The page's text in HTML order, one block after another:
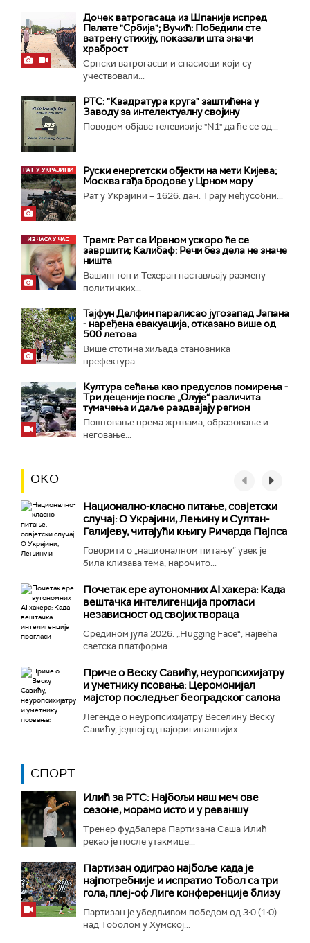
Дочек ватрогасаца из Шпаније испред
Палате "Србија"; Вучић: Победили сте
ватрену стихију, показали шта значи
храброст
Српски ватрогасци и спасиоци који су
учествовали...
РТС: "Квадратура круга" заштићена у
Заводу за интелектуалну својину
Поводом објаве телевизије "N1" да ће се од...
Руски енергетски објекти на мети Кијева;
Москва гађа бродове у Црном мору
Рат у Украјини – 1626. дан. Трају међусобни...
Трамп: Рат са Ираном ускоро ће се
завршити; Калибаф: Речи без дела не значе
ништа
Вашингтон и Техеран настављају размену
политичких...
Тајфун Делфин паралисао југозапад Јапана
- наређена евакуација, отказано више од
500 летова
Више стотина хиљада становника
префектура...
Култура сећања као предуслов помирења ­-
Три деценије после „Олује“ различита
тумачења и даље раздвајају регион
Поштовање према жртвама, образовање и
неговање...
ОКО
Национално-класнo питање, совјетски
случај: О Украјини, Лењину и Султан-
Галијеву, читајући књигу Ричарда Пајпса
Говорити о „националном питању“ увек је
била клизава тема, нарочито...
Почетак ере аутономних AI хакера: Када
вештачка интелигенција прогласи
независност од својих твораца
Средином јула 2026. „Hugging Face“, највећа
светска платформа...
Приче о Веску Савићу, неуропсихијатру
и уметнику псовања: Церомонијал
мајстор последњег београдског салона
Легенде о неуропсихијатру Веселину Веску
Савићу, једној од најоригиналнијих...
СПОРТ
Илић за РТС: Најбољи наш меч ове
сезоне, морамо исто и у реваншу
Тренер фудбалера Партизана Саша Илић
рекао је после утакмице...
Партизан одиграо најбоље када је
најпотребније и испратио Тобол са три
гола, плеј-оф Лиге конференције близу
Партизан је убедљивом победом од 3:0 (1:0)
над Тоболом у Хумској...